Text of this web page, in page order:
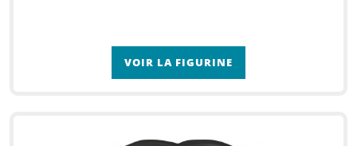
VOIR LA FIGURINE